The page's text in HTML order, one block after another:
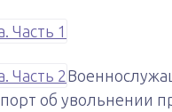
об увольнении